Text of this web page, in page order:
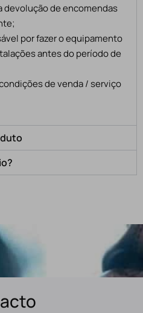
devolução de encomendas
por fazer o equipamento
antes do período de
de venda / serviço